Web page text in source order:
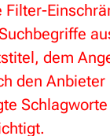
Filter-
dem
den